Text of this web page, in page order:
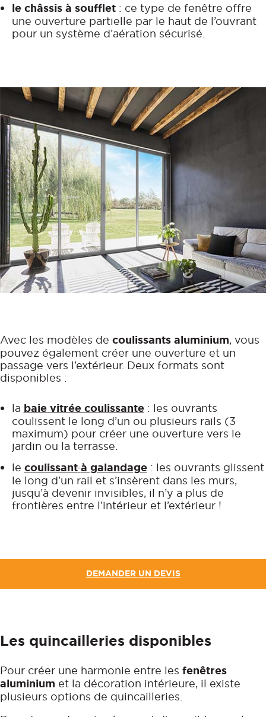
le châssis à soufflet: ce type de fenêtre offre
une ouverture partielle par le haut de l’ouvrant
pour un système d’aération sécurisé.
Avec les modèles de coulissants aluminium, vous
pouvez également créer une ouverture et un
passage vers l’extérieur. Deux formats sont
disponibles :
la baie vitrée coulissante: les ouvrants
coulissent le long d’un ou plusieurs rails (3
maximum) pour créer une ouverture vers le
jardin ou la terrasse.
le coulissant à galandage: les ouvrants glissent
le long d’un rail et s’insèrent dans les murs,
jusqu’à devenir invisibles, il n’y a plus de
frontières entre l’intérieur et l’extérieur !
DEMANDER UN DEVIS
Les quincailleries disponibles
Pour créer une harmonie entre les fenêtres
aluminium et la décoration intérieure, il existe
plusieurs options de quincailleries.